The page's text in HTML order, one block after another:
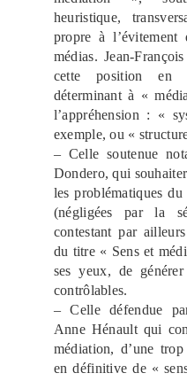
heuristique,
propre à l’évitement
médias. Jean-
cette position en
déterminant à «
l’appréhension : «
exemple, ou «
– Celle soutenue
Dondero, qui
les problématiques
(négligées par la
contestant par
du titre « Sens et
ses yeux, de
contrôlables.
– Celle défendue
Anne Hénault qui
médiation, d’une
en définitive de «